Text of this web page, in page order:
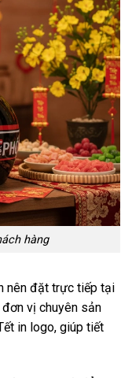
hàng
nên đặt trực tiếp tại
vị chuyên sản
in logo, giúp tiết